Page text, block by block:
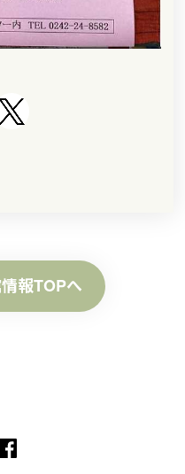
報TOPへ